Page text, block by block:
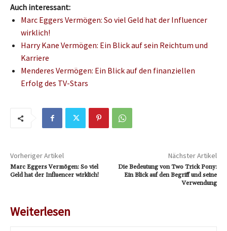
Auch interessant:
Marc Eggers Vermögen: So viel Geld hat der Influencer
wirklich!
Harry Kane Vermögen: Ein Blick auf sein Reichtum und
Karriere
Menderes Vermögen: Ein Blick auf den finanziellen
Erfolg des TV-Stars
Vorheriger Artikel
Marc Eggers Vermögen: So viel
Geld hat der Influencer wirklich!
Nächster Artikel
Die Bedeutung von Two Trick Pony:
Ein Blick auf den Begriff und seine
Verwendung
Weiterlesen